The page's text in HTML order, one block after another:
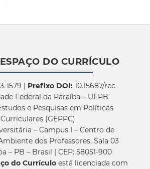
DO CURRÍCULO
1579 | Prefixo DOI:10.15687/rec
Federal da Paraíba – UFPB
e Pesquisas em Políticas
Curriculares (GEPPC)
– Campus I – Centro de
dos Professores, Sala 03
– PB – Brasil | CEP: 58051-900
do Currículo está licenciada com